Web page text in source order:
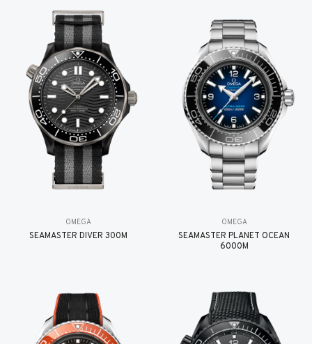
OMEGA
SEAMASTER DIVER 300M
OMEGA
SEAMASTER PLANET OCEAN
6000M